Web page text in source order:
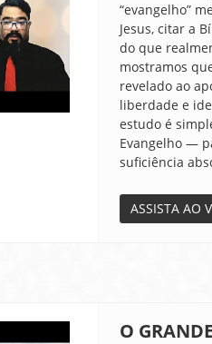
“evangelho”
Jesus, citar a
do que
mostramos
revelado ao
liberdade e
estudo é
Evangelho —
suficiência
ASSISTA AO
O